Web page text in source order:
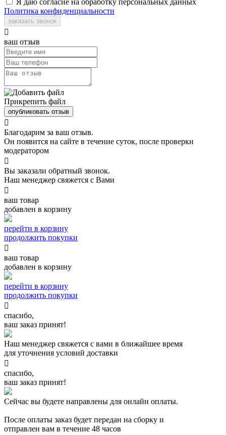
Я даю согласие на обработку персональных данных
Политика конфиденциальности
заказать звонок

ваш отзыв
Прикрепить файл
опубликовать отзыв

Благодарим за ваш отзыв.
Он появится на сайте в течение суток, после проверки
модератором

Вы заказали обратный звонок.
Наш менеджер свяжется с Вами

ваш товар
добавлен в корзину
перейти в корзину
продолжить покупки

ваш товар
добавлен в корзину
перейти в корзину
продолжить покупки

спасибо,
ваш заказ принят!
Наш менеджер свяжется с вами в ближайшее время
для уточнения условий доставки

спасибо,
ваш заказ принят!
Сейчас вы будете направлены для онлайн оплаты.
После оплаты заказ будет передан на сборку и
отправлен вам в течение 48 часов